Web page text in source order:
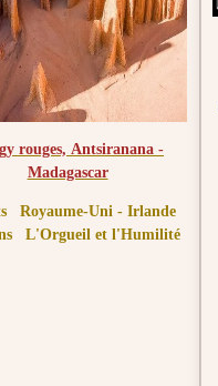
rouges, Antsiranana -
Madagascar
Royaume-Uni - Irlande
L'Orgueil et l'Humilité